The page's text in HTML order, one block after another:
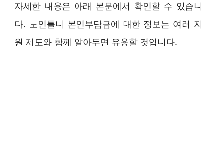
자세한 내용은 아래 본문에서 확인할 수 있습니
다. 노인틀니 본인부담금에 대한 정보는 여러 지
원 제도와 함께 알아두면 유용할 것입니다.